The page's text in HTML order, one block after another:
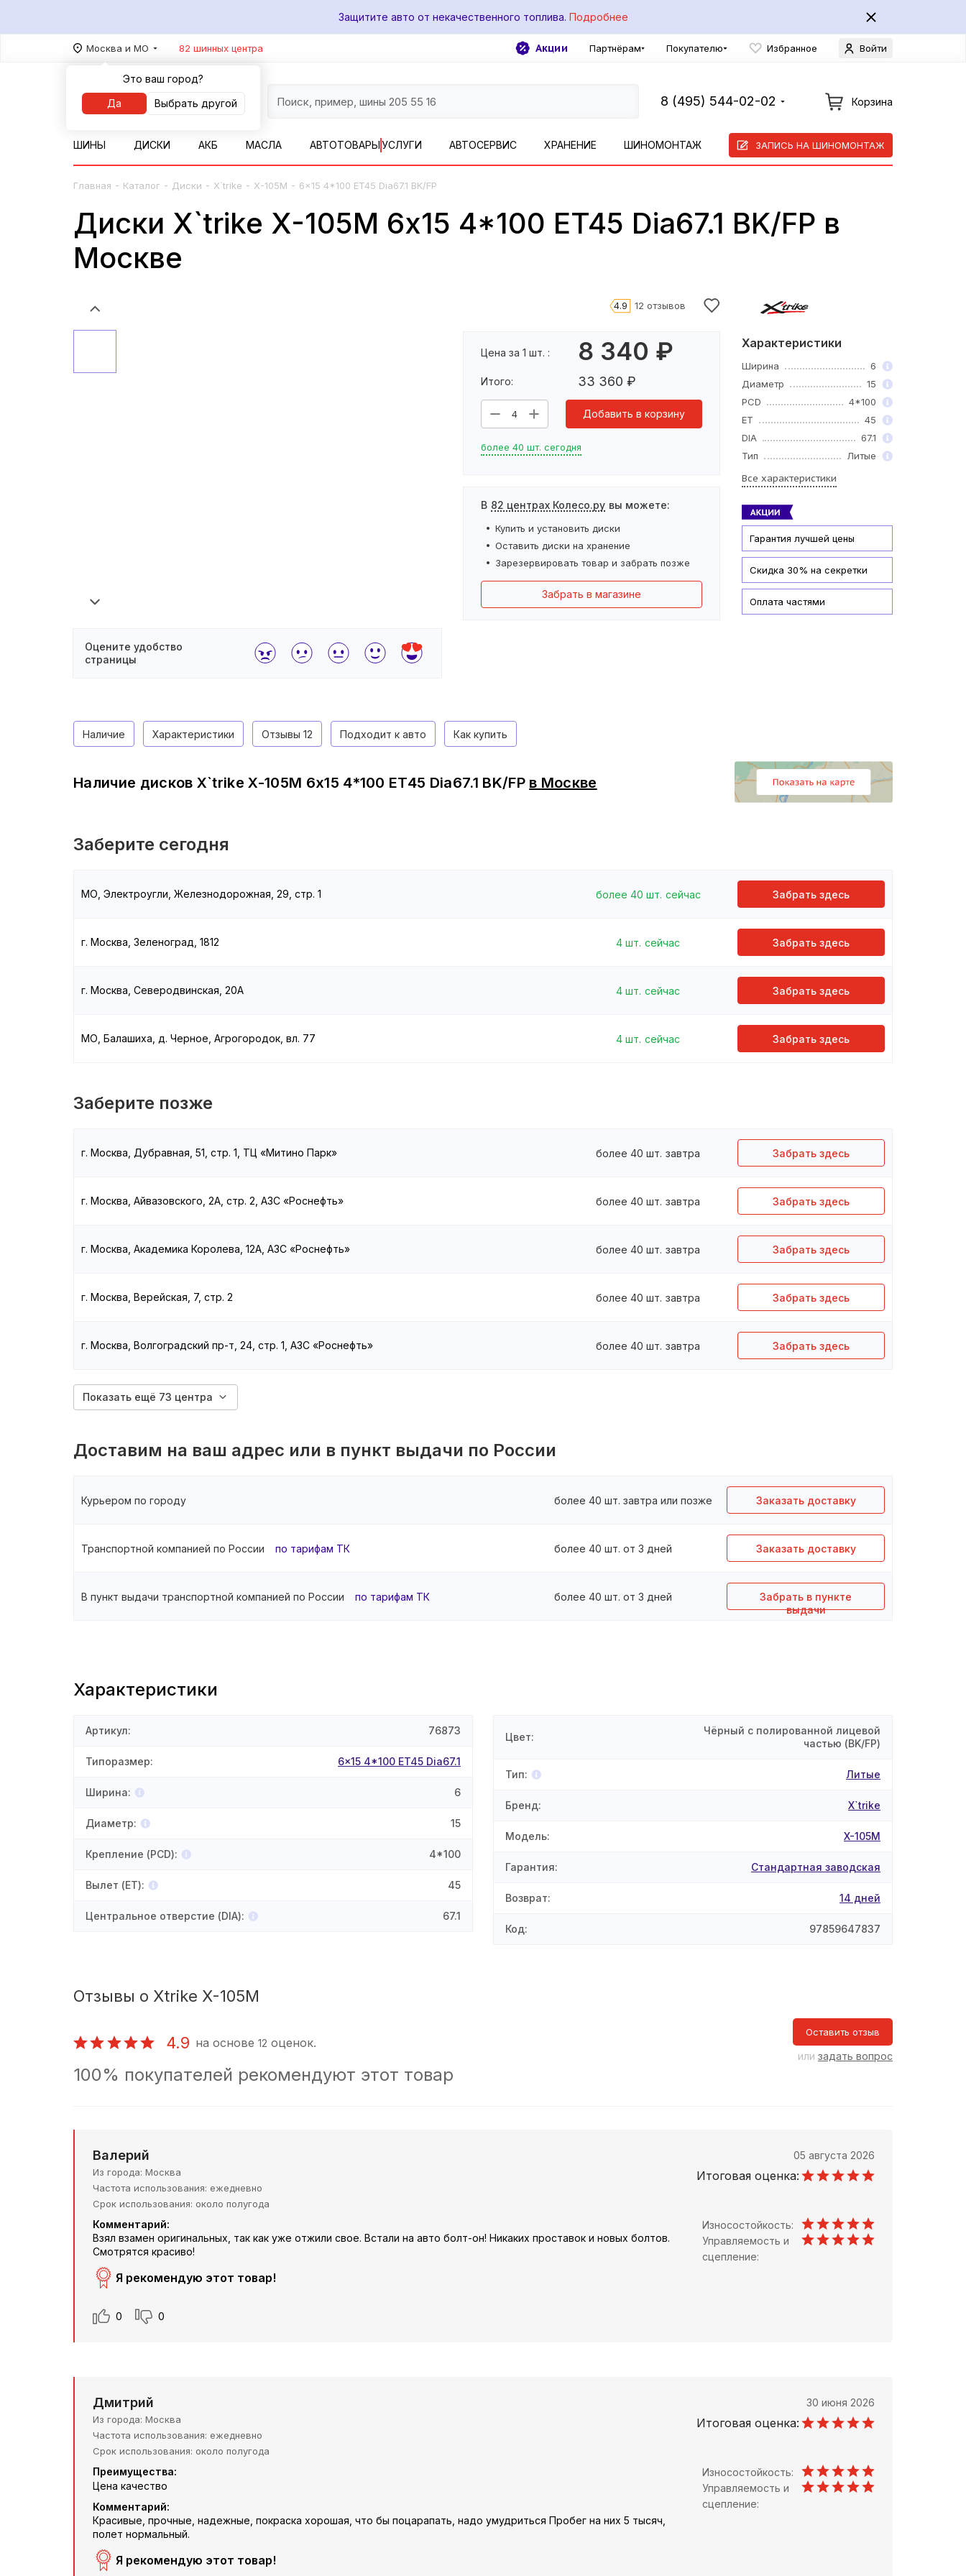
Защитите авто от некачественного топлива. Подробнее
Москва и МО
Это ваш город?
Да
Выбрать другой
82 шинных центра Акции Партнёрам Покупателю Избранное Войти
8 (495) 544-02-02 Корзина
ШИНЫ ДИСКИ АКБ МАСЛА АВТОТОВАРЫУСЛУГИ АВТОСЕРВИС ХРАНЕНИЕ ШИНОМОНТАЖ ЗАПИСЬ НА ШИНОМОНТАЖ
Главная - Каталог - Диски - X`trike - X-105М - 6x15 4*100 ET45 Dia67.1 BK/FP
Диски X`trike X-105М 6x15 4*100 ET45 Dia67.1 BK/FP в
Москве
Оцените удобство
страницы
4.9 12 отзывов
Цена за 1 шт. : 8 340 ₽
Итого: 33 360 ₽
4 Добавить в корзину
более 40 шт. сегодня
В 82 центрах Колесо.ру вы можете:
Купить и установить диски
Оставить диски на хранение
Зарезервировать товар и забрать позже
Забрать в магазине
Характеристики
Ширина
6
Диаметр
15
PCD
4*100
ET
45
DIA
67.1
Тип
Литые
Все характеристики
Гарантия лучшей цены
Скидка 30% на секретки
Оплата частями
Наличие Характеристики Отзывы 12 Подходит к авто Как купить
Наличие дисков X`trike X-105М 6x15 4*100 ET45 Dia67.1 BK/FP в Москве
Заберите сегодня
МО, Электроугли, Железнодорожная, 29, стр. 1 более 40 шт. сейчас Забрать здесь
г. Москва, Зеленоград, 1812 4 шт. сейчас Забрать здесь
г. Москва, Северодвинская, 20А 4 шт. сейчас Забрать здесь
МО, Балашиха, д. Черное, Агрогородок, вл. 77 4 шт. сейчас Забрать здесь
Заберите позже
г. Москва, Дубравная, 51, стр. 1, ТЦ «Митино Парк» более 40 шт. завтра Забрать здесь
г. Москва, Айвазовского, 2А, стр. 2, АЗС «Роснефть» более 40 шт. завтра Забрать здесь
г. Москва, Академика Королева, 12А, АЗС «Роснефть» более 40 шт. завтра Забрать здесь
г. Москва, Верейская, 7, стр. 2 более 40 шт. завтра Забрать здесь
г. Москва, Волгоградский пр-т, 24, стр. 1, АЗС «Роснефть» более 40 шт. завтра Забрать здесь
Показать ещё 73 центра
Доставим на ваш адрес или в пункт выдачи по России
Курьером по городу более 40 шт. завтра или позже Заказать доставку
Транспортной компанией по России по тарифам ТК более 40 шт. от 3 дней Заказать доставку
В пункт выдачи транспортной компанией по России по тарифам ТК более 40 шт. от 3 дней
Забрать в пункте
выдачи
Характеристики
Артикул: 76873
Типоразмер: 6x15 4*100 ET45 Dia67.1
Ширина: 6
Диаметр: 15
Крепление (PCD): 4*100
Вылет (ET): 45
Центральное отверстие (DIA): 67.1
Цвет:
Чёрный с полированной лицевой
частью (BK/FP)
Тип: Литые
Бренд: X`trike
Модель: X-105М
Гарантия: Стандартная заводская
Возврат: 14 дней
Код: 97859647837
Отзывы о Xtrike X-105М
4.9 на основе12 оценок.
Оставить отзыв
или задать вопрос
100% покупателей рекомендуют этот товар
Валерий
Из города Москва
Частота использования ежедневно
Срок использования около полугода
05 августа 2026
Итоговая оценка:
Комментарий:
Взял взамен оригинальных, так как уже отжили свое. Встали на авто болт-он! Никаких проставок и новых болтов.
Смотрятся красиво!
Я рекомендую этот товар!
Износостойкость:
Управляемость и
сцепление:
0 0
Дмитрий
Из города Москва
Частота использования ежедневно
Срок использования около полугода
30 июня 2026
Итоговая оценка:
Преимущества:
Цена качество
Комментарий:
Красивые, прочные, надежные, покраска хорошая, что бы поцарапать, надо умудриться Пробег на них 5 тысяч,
полет нормальный.
Я рекомендую этот товар!
Износостойкость:
Управляемость и
сцепление: